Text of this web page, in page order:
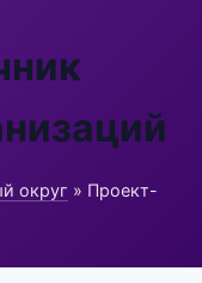
округ » Проект-